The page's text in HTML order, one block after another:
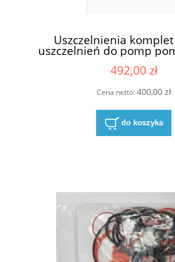
Uszczelnienia
uszczelnień do pomp
Casappa KP30-83E3-
492,00 zł
Cena netto:400,00 zł
do koszyka